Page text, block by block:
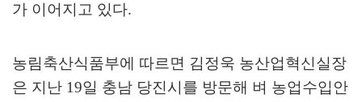
가 이어지고 있다.
농림축산식품부에 따르면 김정욱 농산업혁신실장
은 지난 19일 충남 당진시를 방문해 벼 농업수입안